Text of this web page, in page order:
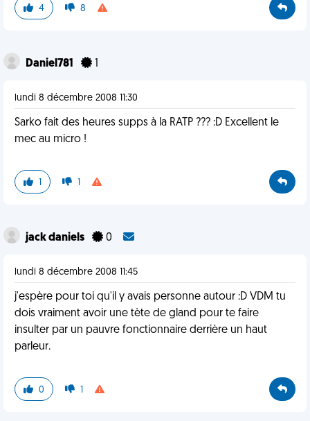
4 8
Daniel781
lundi 8 décembre 2008 11:30
Sarko fait des heures supps à la RATP ??? :D Excellent le
mec au micro !
1 1
jack daniels 0
lundi 8 décembre 2008 11:45
j'espère pour toi qu'il y avais personne autour :D VDM tu
dois vraiment avoir une tète de gland pour te faire
insulter par un pauvre fonctionnaire derrière un haut
parleur.
0 1